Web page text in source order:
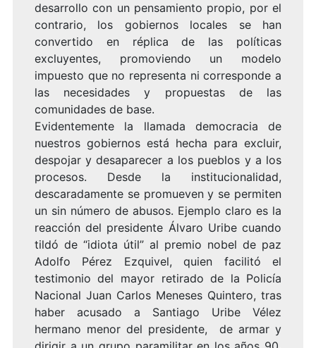
desarrollo con un pensamiento propio, por el
contrario, los gobiernos locales se han
convertido en réplica de las políticas
excluyentes, promoviendo un modelo
impuesto que no representa ni corresponde a
las necesidades y propuestas de las
comunidades de base.
Evidentemente la llamada democracia de
nuestros gobiernos está hecha para excluir,
despojar y desaparecer a los pueblos y a los
procesos. Desde la institucionalidad,
descaradamente se promueven y se permiten
un sin número de abusos. Ejemplo claro es la
reacción del presidente Álvaro Uribe cuando
tildó de “idiota útil” al premio nobel de paz
Adolfo Pérez Ezquivel, quien facilitó el
testimonio del mayor retirado de la Policía
Nacional Juan Carlos Meneses Quintero, tras
haber acusado a Santiago Uribe Vélez
hermano menor del presidente, de armar y